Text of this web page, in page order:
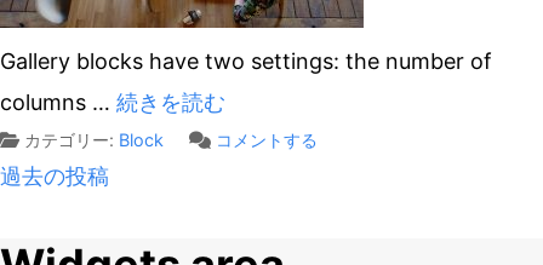
Gallery blocks have two settings: the number of
columns … 続きを読む
カテゴリー: Block コメントする
投
稿
過去の投稿